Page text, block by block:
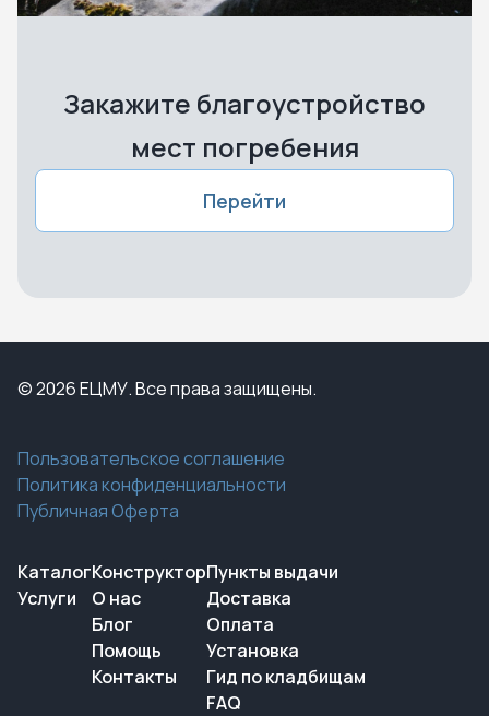
Закажите благоустройство
мест погребения
Перейти
© 2026 ЕЦМУ. Все права защищены.
Пользовательское соглашение
Политика конфиденциальности
Публичная Оферта
Каталог
Услуги
Конструктор
О нас
Блог
Помощь
Контакты
Пункты выдачи
Доставка
Оплата
Установка
Гид по кладбищам
FAQ